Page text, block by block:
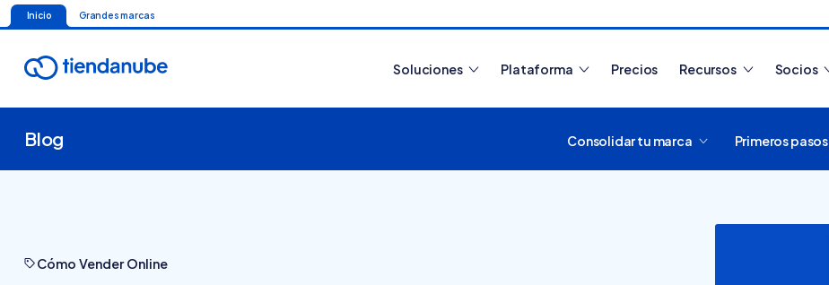
Inicio Grandes marcas
Soluciones Plataforma Precios Recursos Socios
Blog Consolidar tu marca Primeros pasos
Cómo Vender Online